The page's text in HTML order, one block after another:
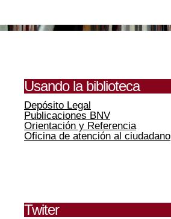
Usando la biblioteca
Depósito Legal
Publicaciones BNV
Orientación y Referencia
Oficina de atención al ciudadano
Twiter